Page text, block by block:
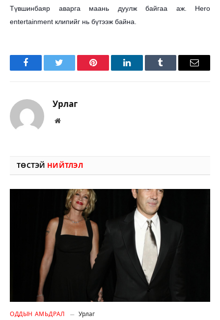
Түвшинбаяр аварга маань дуулж байгаа аж. Hero
entertainment клипийг нь бүтээж байна.
FacebookTwitter Pinterest LinkedInTumblr Имэйл
Урлаг
Вэбсайт
ТӨСТЭЙ НИЙТЛЭЛ
ОДДЫН АМЬДРАЛ Урлаг